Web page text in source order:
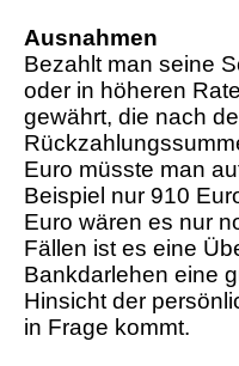
Ausnahmen
Bezahlt man seine
oder in höheren
gewährt, die nach
Euro müsste man
Beispiel nur 910
Euro wären es nur
Fällen ist es eine
Bankdarlehen eine
Hinsicht der
in Frage kommt.